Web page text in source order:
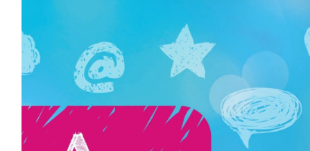
E
A
OBSESSÃO
POR
CRIMES
REAIS